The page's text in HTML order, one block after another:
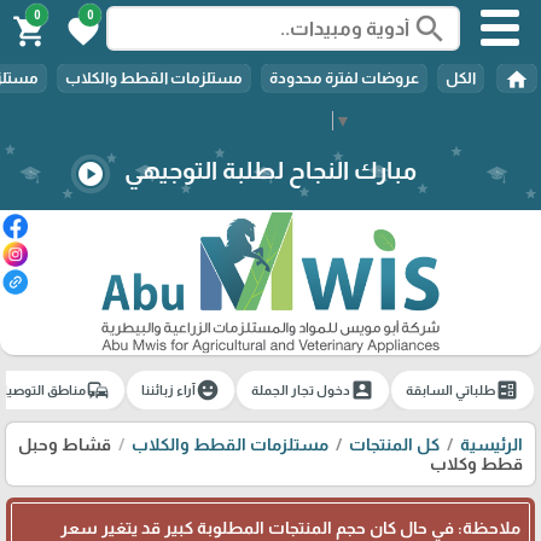
▼
search
0
favorite
0
shopping_cart
home الكل عروضات لفترة محدودة مستلزمات القطط والكلاب
مبارك النجاح لطلبة التوجيهي play_circle
ballotطلباتي السابقة account_boxدخول تجار الجملة emoji_emotionsآراء زبائننا commuteمناطق
الرئيسية كل المنتجات مستلزمات القطط والكلاب
قشاط وحبل
قطط وكلاب
ملاحظة: في حال كان حجم المنتجات المطلوبة كبير قد يتغير سعر